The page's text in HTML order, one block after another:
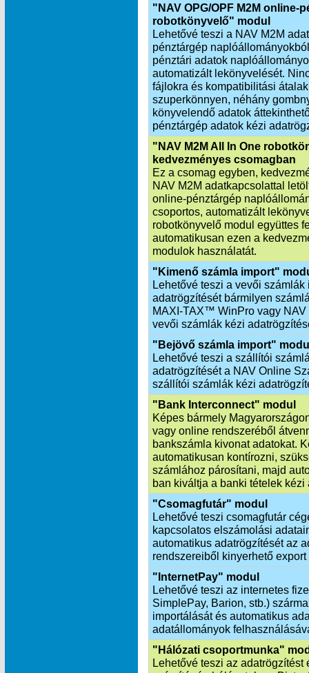
"NAV OPG/OPF M2M online-
robotkönyvelő" modul
Lehetővé teszi a NAV M2M
pénztárgép
pénztári adatok
automatizált lekönyvelését.
fájlokra és kompatibilitási
szuperkönnyen, néhány
könyvelendő adatok
pénztárgép adatok kézi
"NAV M2M All In One
kedvezményes csomagban
Ez a csomag egyben,
NAV M2M adatkapcsolattal
online-pénztárgép
csoportos, automatizált
robotkönyvelő modul együttes
automatikusan ezen a
modulok használatát.
"Kimenő számla import"
Lehetővé teszi a vevői
adatrögzítését bármilyen
MAXI‑TAX™ WinPro vagy
vevői számlák kézi
"Bejövő számla import"
Lehetővé teszi a szállítói
adatrögzítését a NAV Online
szállítói számlák kézi
"Bank Interconnect" modul
Képes bármely
vagy online rendszeréből
bankszámla kivonat adatokat.
automatikusan kontírozni,
számlához párosítani, majd
ban kiváltja a banki tételek kézi
"Csomagfutár" modul
Lehetővé teszi csomagfutár
kapcsolatos elszámolási
automatikus adatrögzítését az
rendszereiből kinyerhető
"InternetPay" modul
Lehetővé teszi az internetes
SimplePay, Barion, stb.)
importálását és automatikus
adatállományok
"Hálózati csoportmunka"
Lehetővé teszi az